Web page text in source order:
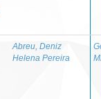
Abreu, Deniz
Helena Pereira